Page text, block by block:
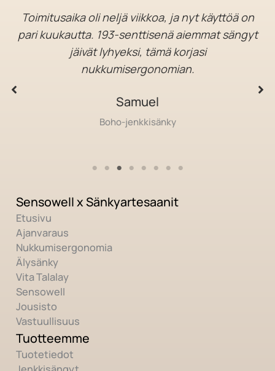
Toimitusaika oli neljä viikkoa, ja nyt käyttöä on
pari kuukautta. 193-senttisenä aiemmat sängyt
jäivät lyhyeksi, tämä korjasi
nukkumisergonomian.
Samuel
Boho-jenkkisänky
Sensowell x Sänkyartesaanit
Etusivu
Ajanvaraus
Nukkumisergonomia
Älysänky
Vita Talalay
Sensowell
Jousisto
Vastuullisuus
Tuotteemme
Tuotetiedot